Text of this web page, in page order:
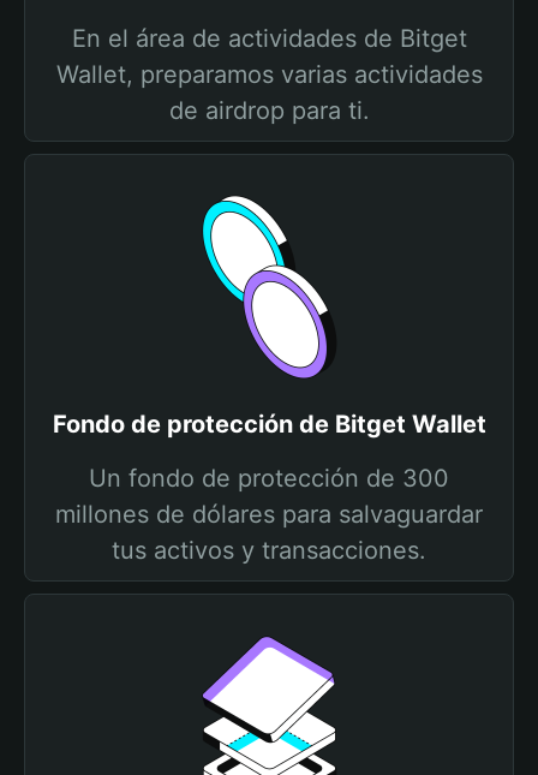
En el área de actividades de Bitget
Wallet, preparamos varias actividades
de airdrop para ti.
Fondo de protección de Bitget Wallet
Un fondo de protección de 300
millones de dólares para salvaguardar
tus activos y transacciones.